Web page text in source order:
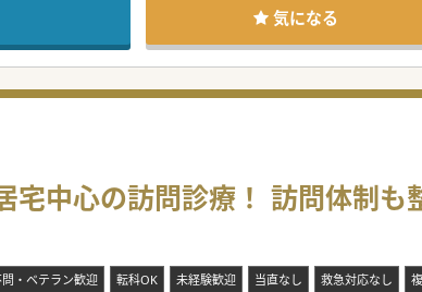
Slackでの相談体制を構築。気軽にご質問や情報共有が
でとても温厚な先生です。訪問診療のご経験も豊富な方
30～40代と若く、フットワークの軽い風土です。メリハ
期の患者さんまで幅広く、様々な症状や疾患、その症例
気になる
宅中心の訪問診療！ 訪問体制
・ベテラン歓迎 転科OK 未経験歓迎 当直なし 救急対応なし